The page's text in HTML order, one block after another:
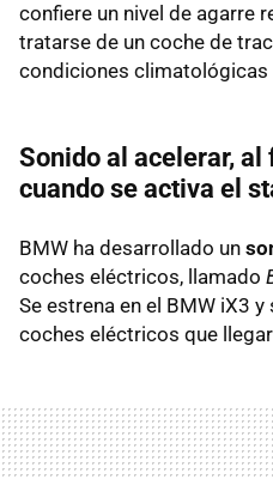
confiere un nivel de agarre
tratarse de un coche de
condiciones climatológicas
Sonido al acelerar,
cuando se activa el
BMW ha desarrollado un
coches eléctricos, llamado
Se estrena en el BMW iX3
coches eléctricos que